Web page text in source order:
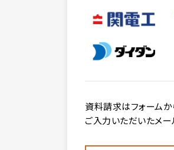
資料請求はフォームか
ご入力いただいたメー